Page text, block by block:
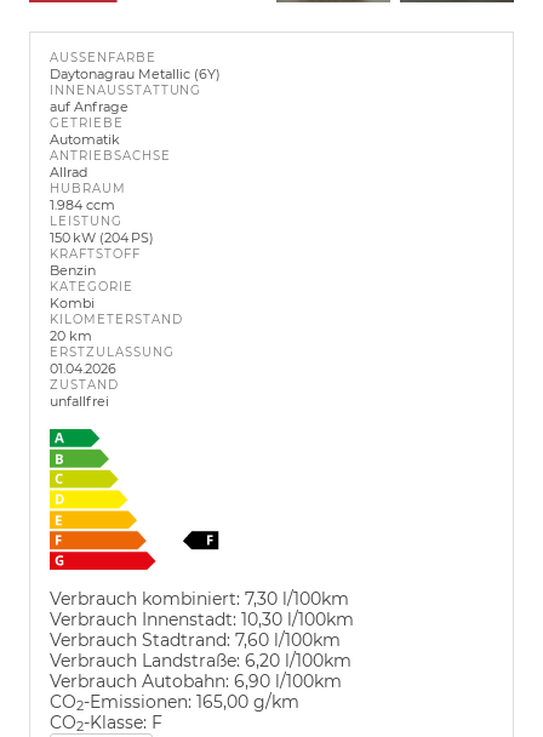
AUSSENFARBE
Daytonagrau Metallic (6Y)
INNENAUSSTATTUNG
auf Anfrage
GETRIEBE
Automatik
ANTRIEBSACHSE
Allrad
HUBRAUM
1.984 ccm
LEISTUNG
150 kW (204 PS)
KRAFTSTOFF
Benzin
KATEGORIE
Kombi
KILOMETERSTAND
20 km
ERSTZULASSUNG
01.04.2026
ZUSTAND
unfallfrei
Verbrauch kombiniert: 7,30 l/100km
Verbrauch Innenstadt: 10,30 l/100km
Verbrauch Stadtrand: 7,60 l/100km
Verbrauch Landstraße: 6,20 l/100km
Verbrauch Autobahn: 6,90 l/100km
CO2-Emissionen: 165,00 g/km
CO2-Klasse: F